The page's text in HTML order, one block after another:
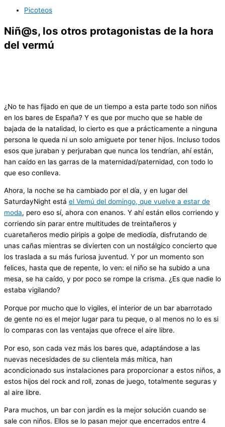
Picoteos
Niñ@s, los otros protagonistas de la hora
del vermú
¿No te has fijado en que de un tiempo a esta parte todo son niños
en los bares de España? Y es que por mucho que se hable de
bajada de la natalidad, lo cierto es que a prácticamente a ninguna
persona le queda ni un solo amiguete por tener hijos. Incluso todos
esos que juraban y perjuraban que nunca los tendrían, ahí están,
han caído en las garras de la maternidad/paternidad, con todo lo
que eso conlleva.
Ahora, la noche se ha cambiado por el día, y en lugar del
SaturdayNight está el Vemú del domingo, que vuelve a estar de
moda, pero eso sí, ahora con enanos. Y ahí están ellos corriendo y
corriendo sin parar entre multitudes de treintañeros y
cuaretañeros medio piripis a golpe de mediodía, disfrutando de
unas cañas mientras se divierten con un nostálgico concierto que
los traslada a su más furiosa juventud. Y por un momento son
felices, hasta que de repente, lo ven: el niño se ha subido a una
mesa, se ha caído, y por poco se rompe la crisma. ¿Es que nadie lo
estaba vigilando?
Porque por mucho que lo vigiles, el interior de un bar abarrotado
de gente no es el mejor lugar para tu peque, o al menos no lo es si
lo comparas con las ventajas que ofrece el aire libre.
Por eso, son cada vez más los bares que, adaptándose a las
nuevas necesidades de su clientela más mítica, han
acondicionado sus instalaciones para proporcionar a estos niños, a
estos hijos del rock and roll, zonas de juego, totalmente seguras y
al aire libre.
Para muchos, un bar con jardín es la mejor solución cuando se
sale con niños. Ellos se lo pasan mejor que encerrados entre 4